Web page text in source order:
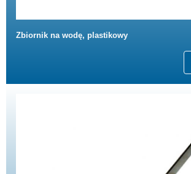
Zbiornik na wodę, plastikowy